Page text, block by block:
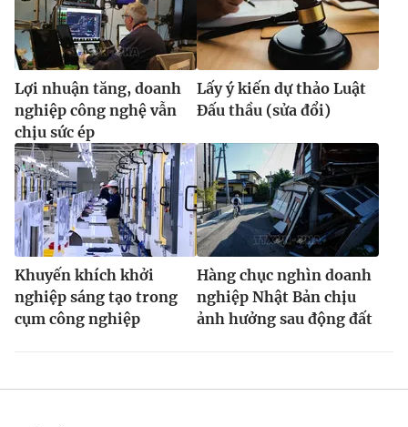
Theo dõi báo trên
Cơ quan chủ quản:Đài Truyền hình Việt Nam
Cơ quan báo chí:
Giấy phép hoạt động báo in và báo điện tử số 483/GP-BTTTT
cấp ngày 29/12/2023
Tổng Biên tập:Vũ Thanh Thủy
Phó Tổng Biên tập:Nguyễn Thị Mỹ Hạnh, Phạm Quốc Thắng,
Nguyễn Trọng Ninh
Tổng đài VTV:024.38 355 931 - 024.38 355 932
Ðiện thoại Thời báo VTV:024.66 897 897
Email:toasoan@vtv.vn
Lợi nhuận tăng, doanh
nghiệp công nghệ vẫn
chịu sức ép
Lấy ý kiến dự thảo Luật
Đấu thầu (sửa đổi)
Khuyến khích khởi
nghiệp sáng tạo trong
cụm công nghiệp
Hàng chục nghìn doanh
nghiệp Nhật Bản chịu
ảnh hưởng sau động đất